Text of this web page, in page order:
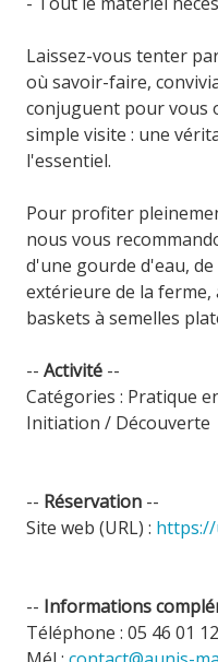
Laissez-vous tenter
où savoir-faire,
conjuguent pour vous
simple visite : une
l'essentiel.
Pour profiter
nous vous
d'une gourde d'eau,
extérieure de la
baskets à semelles
--Activité --
Catégories : Pratique
Initiation / Découverte
-- Réservation --
Site web (URL) : https://
-- Informations
Téléphone : 05 46 01